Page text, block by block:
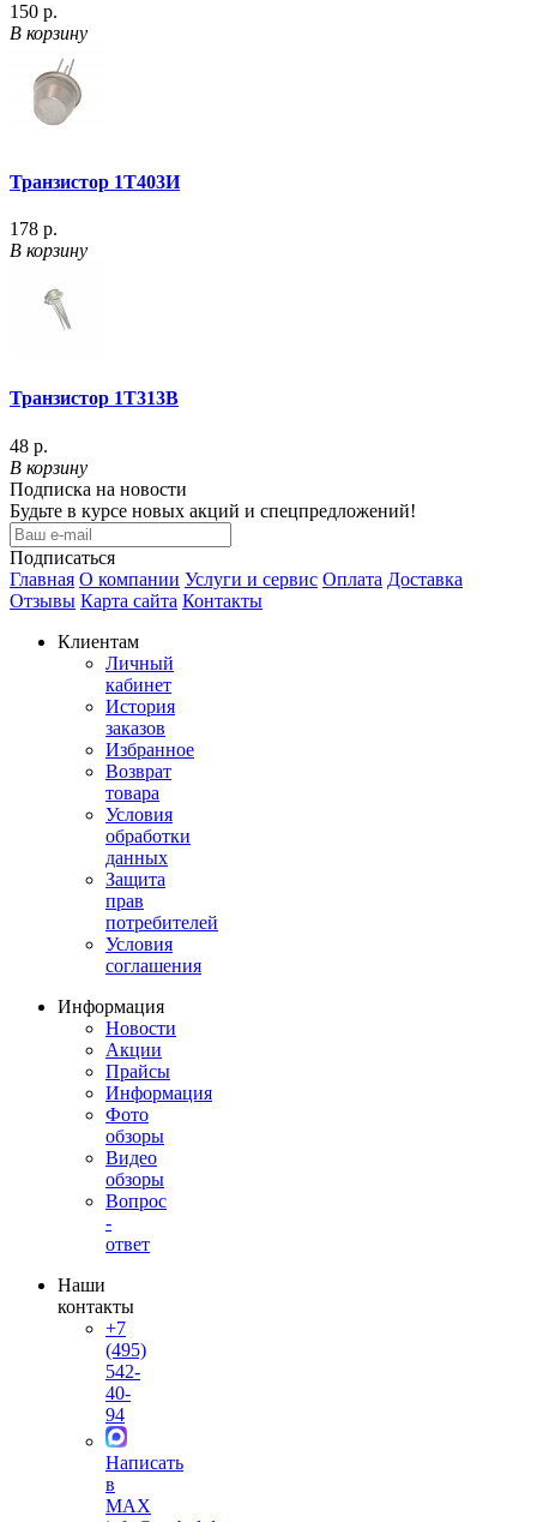
150 р.
В корзину
Транзистор 1Т403И
178 р.
В корзину
Транзистор 1Т313В
48 р.
В корзину
Подписка на новости
Будьте в курсе новых акций и спецпредложений!
Подписаться
Главная О компании Услуги и сервис Оплата Доставка
Отзывы Карта сайта Контакты
Клиентам
Личный
кабинет
История
заказов
Избранное
Возврат
товара
Условия
обработки
данных
Защита
прав
потребителей
Условия
соглашения
Информация
Новости
Акции
Прайсы
Информация
Фото
обзоры
Видео
обзоры
Вопрос
-
ответ
Наши
контакты
+7
(495)
542-
40-
94
Написать
в
MAX